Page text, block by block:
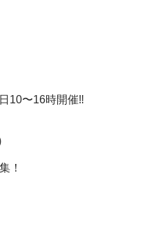
10〜16時開催‼️
！